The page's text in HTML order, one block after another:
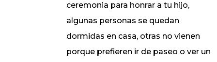
ceremonia para honrar a tu hijo,
algunas personas se quedan
dormidas en casa, otras no vienen
porque prefieren ir de paseo o ver un